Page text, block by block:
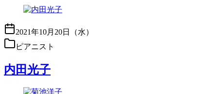
2021年10月20日（水）
ピアニスト
内田光子